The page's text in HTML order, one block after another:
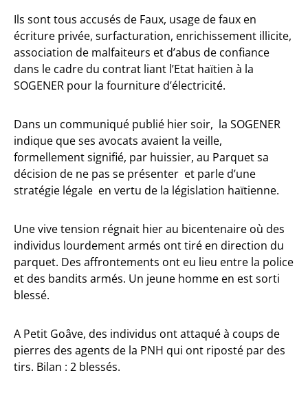
Ils sont tous accusés de Faux, usage de faux en
écriture privée, surfacturation, enrichissement illicite,
association de malfaiteurs et d’abus de confiance
dans le cadre du contrat liant l’Etat haïtien à la
SOGENER pour la fourniture d’électricité.
Dans un communiqué publié hier soir, la SOGENER
indique que ses avocats avaient la veille,
formellement signifié, par huissier, au Parquet sa
décision de ne pas se présenter et parle d’une
stratégie légale en vertu de la législation haïtienne.
Une vive tension régnait hier au bicentenaire où des
individus lourdement armés ont tiré en direction du
parquet. Des affrontements ont eu lieu entre la police
et des bandits armés. Un jeune homme en est sorti
blessé.
A Petit Goâve, des individus ont attaqué à coups de
pierres des agents de la PNH qui ont riposté par des
tirs. Bilan : 2 blessés.